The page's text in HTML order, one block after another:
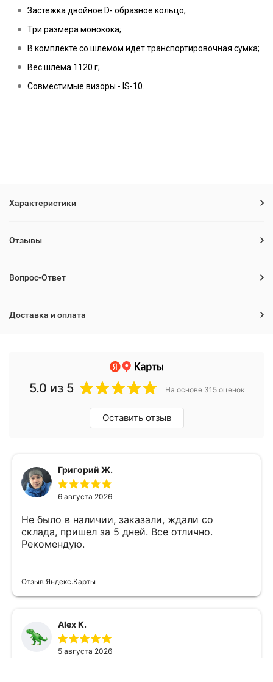
Застежка двойное D- образное кольцо;
Три размера монокока;
В комплекте со шлемом идет транспортировочная сумка;
Вес шлема 1120 г;
Совместимые визоры - IS-10.
Характеристики
Отзывы
Вопрос-Ответ
Доставка и оплата